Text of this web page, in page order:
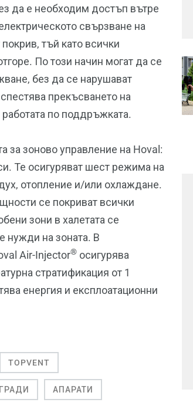
да е необходим достъп вътре
свързване на
тъй като всички
По този начин могат да се
без да се нарушават
прекъсването на
по поддръжката.
за зоново управление на Hoval:
Те осигуряват шест режима на
отопление и/или охлаждане.
се покриват всички
зони в халетата се
нужди на зоната. В
Air-Injector® осигурява
стратификация от 1
енергия и експлоатационни
TOPVENT
АПАРАТИ